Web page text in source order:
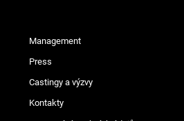
Management
Press
Castingy a výzvy
Kontakty